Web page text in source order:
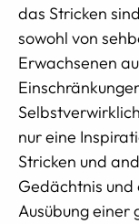
das Stricken
sowohl von
Erwachsenen
nur eine
Stricken und
Gedächtnis und
Ausübung